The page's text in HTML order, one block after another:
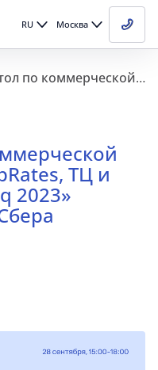
RU Москва
Круглый стол по коммерческой недвижимости «CapRates, ТЦ и гостиницы: итоги 3q 2023» Залоговой службы Сбера
ТЦ и
2023»